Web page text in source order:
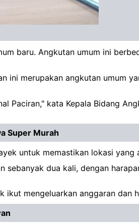
baru. Angkutan umum ini
ini merupakan angkutan umum
Paciran," kata Kepala Bidang
Super Murah
untuk memastikan lokasi yang
sebanyak dua kali, dengan
mengeluarkan anggaran